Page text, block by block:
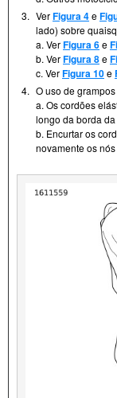
3. VerFigura 4e
lado) sobre
a. VerFigura 6e
b. VerFigura 8e
c. VerFigura 10e
4. O uso de
a. Os cordões
longo da borda
b. Encurtar os
novamente os